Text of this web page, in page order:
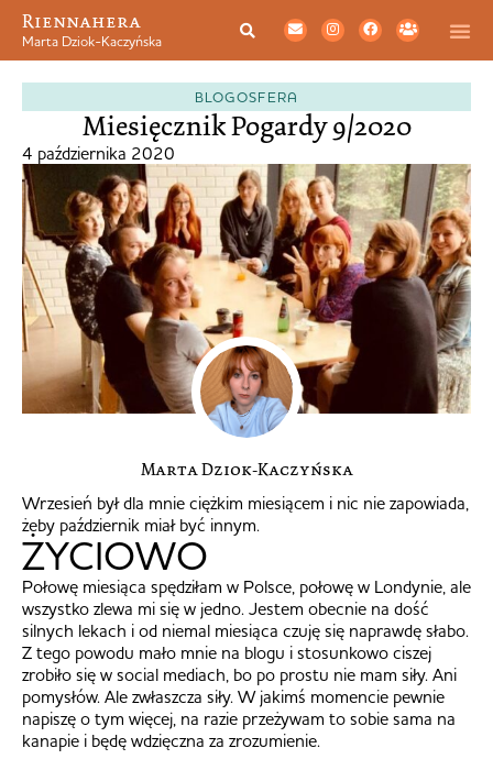
Riennahera
Marta Dziok-Kaczyńska
BLOGOSFERA
Miesięcznik Pogardy 9/2020
4 października 2020
Marta Dziok-Kaczyńska
Wrzesień był dla mnie ciężkim miesiącem i nic nie zapowiada,
żeby październik miał być innym.
ŻYCIOWO
Połowę miesiąca spędziłam w Polsce, połowę w Londynie, ale
wszystko zlewa mi się w jedno. Jestem obecnie na dość
silnych lekach i od niemal miesiąca czuję się naprawdę słabo.
Z tego powodu mało mnie na blogu i stosunkowo ciszej
zrobiło się w social mediach, bo po prostu nie mam siły. Ani
pomysłów. Ale zwłaszcza siły. W jakimś momencie pewnie
napiszę o tym więcej, na razie przeżywam to sobie sama na
kanapie i będę wdzięczna za zrozumienie.